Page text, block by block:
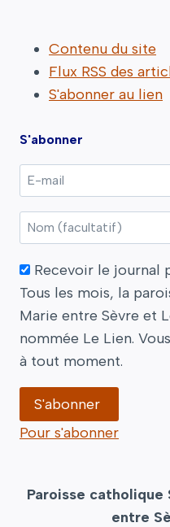
Contenu du site
Flux RSS des
S'abonner au lien
S'abonner
Recevoir le journal
Tous les mois, la
Marie entre Sèvre et
nommée Le Lien.
à tout moment.
Pour s'abonner
Paroisse
entre